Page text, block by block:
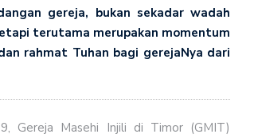
gereja, bukan sekadar wadah
terutama merupakan momentum
rahmat Tuhan bagi gerejaNya dari
Gereja Masehi Injili di Timor (GMIT)